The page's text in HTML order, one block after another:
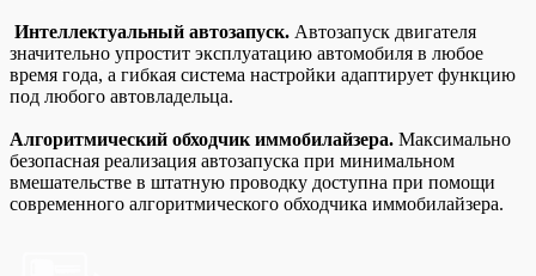
Интеллектуальный автозапуск. Автозапуск двигателя
значительно упростит эксплуатацию автомобиля в любое
время года, а гибкая система настройки адаптирует функцию
под любого автовладельца.
Алгоритмический обходчик иммобилайзера. Максимально
безопасная реализация автозапуска при минимальном
вмешательстве в штатную проводку доступна при помощи
современного алгоритмического обходчика иммобилайзера.